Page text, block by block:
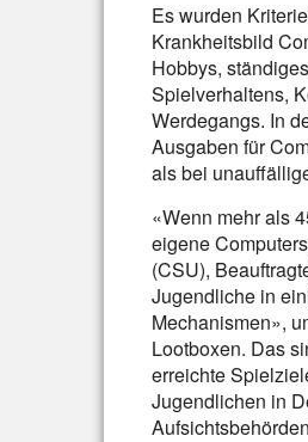
Es wurden
Krankheitsbild
Hobbys,
Spielverhaltens,
Werdegangs. In
Ausgaben für
als bei
«Wenn mehr als
eigene
(CSU),
Jugendliche in
Mechanismen»,
Lootboxen. Das
erreichte
Jugendlichen in